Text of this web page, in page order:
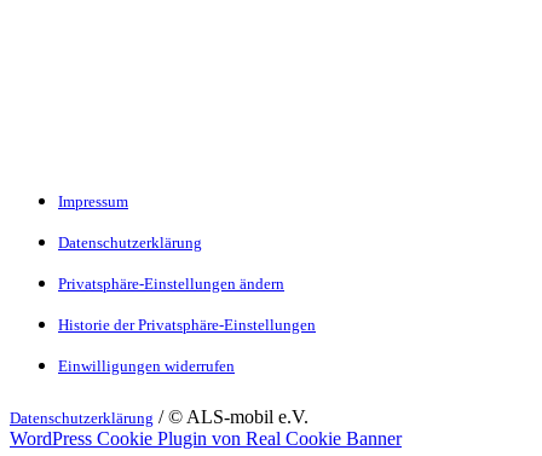
Impressum
Datenschutzerklärung
Privatsphäre-Einstellungen ändern
Historie der Privatsphäre-Einstellungen
Einwilligungen widerrufen
Datenschutzerklärung / © ALS-mobil e.V.
WordPress Cookie Plugin von Real Cookie Banner